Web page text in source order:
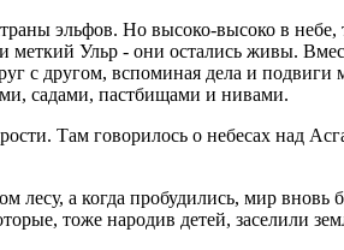
эльфов. Но высоко-высоко в
Ульр - они остались живы.
с другом, вспоминая дела и
садами, пастбищами и нивами.
Там говорилось о небесах над
а когда пробудились, мир
тоже народив детей, заселили